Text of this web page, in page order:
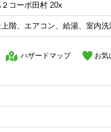
コーポ田村 20x
階、エアコン、給湯、室内
ハザードマップ お気